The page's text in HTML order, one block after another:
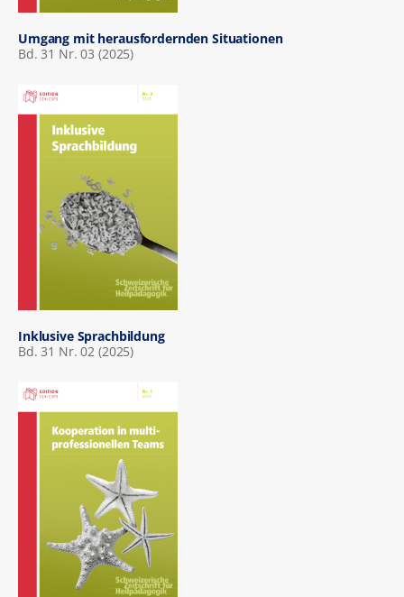
Umgang mit herausfordernden Situationen
Bd. 31 Nr. 03 (2025)
Inklusive Sprachbildung
Bd. 31 Nr. 02 (2025)